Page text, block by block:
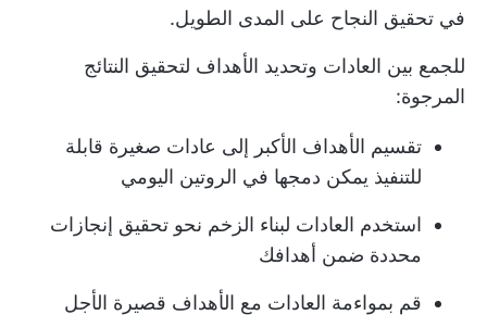
في تحقيق النجاح على المدى الطويل.
للجمع بين العادات وتحديد الأهداف لتحقيق النتائج
المرجوة:
تقسيم الأهداف الأكبر إلى عادات صغيرة قابلة
للتنفيذ يمكن دمجها في الروتين اليومي
استخدم العادات لبناء الزخم نحو تحقيق إنجازات
محددة ضمن أهدافك
قم بمواءمة العادات مع الأهداف قصيرة الأجل